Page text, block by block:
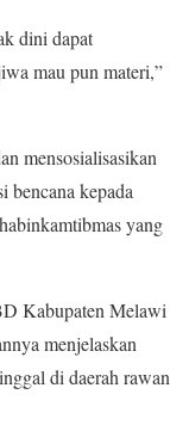
dini dapat
mau pun materi,”
mensosialisasikan
bencana kepada
yang
Kabupaten Melawi
menjelaskan
di daerah rawan